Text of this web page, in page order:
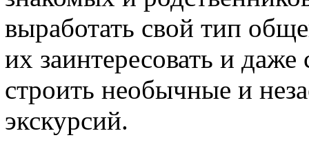
выработать свой тип
их заинтересовать и даже
строить необычные и
экскурсий.